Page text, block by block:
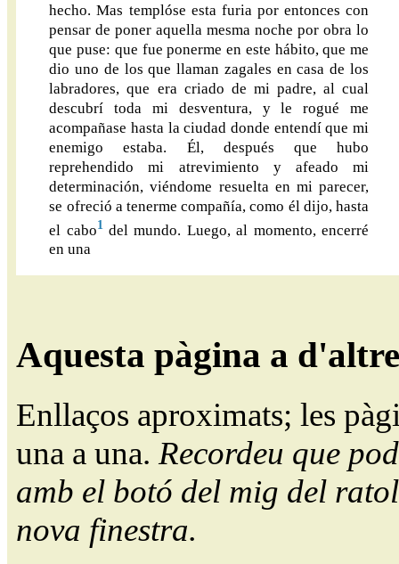
hecho. Mas templóse esta furia por entonces con
pensar de poner aquella mesma noche por obra lo
que puse: que fue ponerme en este hábito, que me
dio uno de los que llaman zagales en casa de los
labradores, que era criado de mi padre, al cual
descubrí toda mi desventura, y le rogué me
acompañase hasta la ciudad donde entendí que mi
enemigo estaba. Él, después que hubo
reprehendido mi atrevimiento y afeado mi
determinación, viéndome resuelta en mi parecer,
se ofreció a tenerme compañía, como él dijo, hasta
el cabo1del mundo. Luego, al momento, encerré
en una
Aquesta pàgina a
Enllaços aproximats; les
una a una. Recordeu que
amb el botó del mig del
nova finestra.